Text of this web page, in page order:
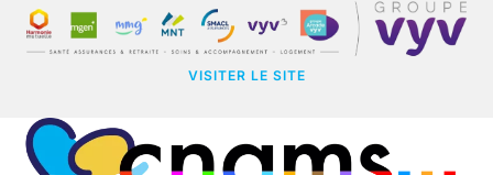
VISITER LE SITE